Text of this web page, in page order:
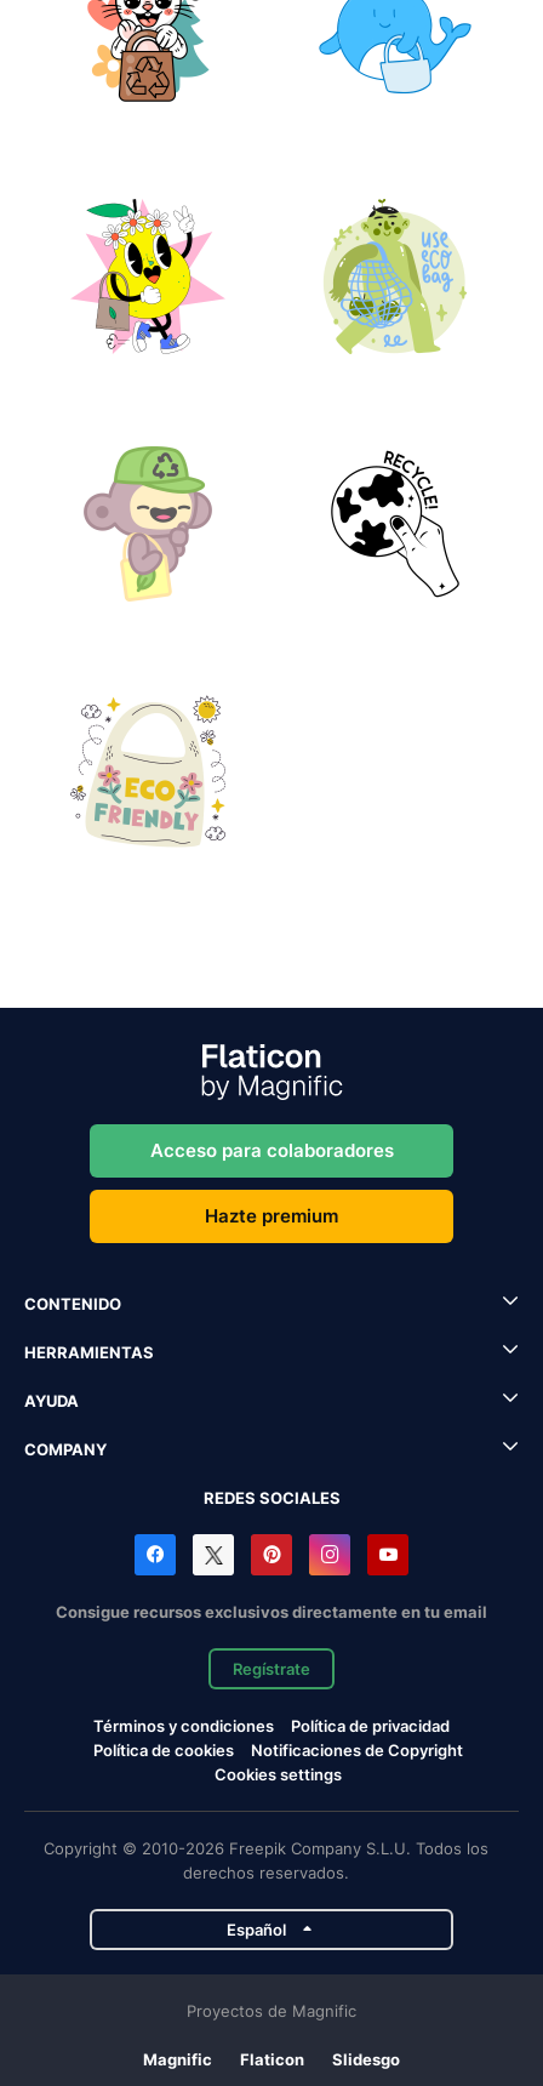
Acceso para colaboradores
Hazte premium
CONTENIDO
HERRAMIENTAS
AYUDA
COMPANY
REDES SOCIALES
Consigue recursos exclusivos directamente en tu email
Regístrate
Términos y condiciones
Política de privacidad
Política de cookies
Notificaciones de Copyright
Cookies settings
Copyright © 2010-2026 Freepik Company S.L.U. Todos los
derechos reservados.
Español
Proyectos de Magnific
Magnific Flaticon Slidesgo